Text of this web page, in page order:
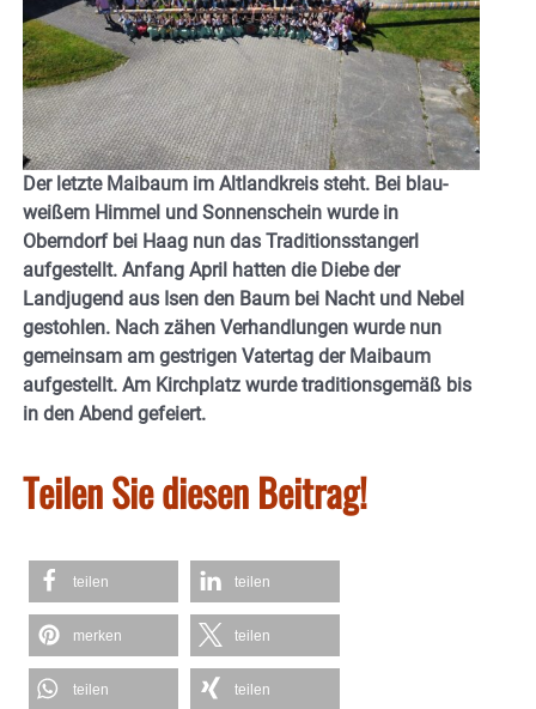
Der letzte Maibaum im Altlandkreis steht. Bei blau-
weißem Himmel und Sonnenschein wurde in
Oberndorf bei Haag nun das Traditionsstangerl
aufgestellt. Anfang April hatten die Diebe der
Landjugend aus Isen den Baum bei Nacht und Nebel
gestohlen. Nach zähen Verhandlungen wurde nun
gemeinsam am gestrigen Vatertag der Maibaum
aufgestellt. Am Kirchplatz wurde traditionsgemäß bis
in den Abend gefeiert.
Teilen Sie diesen Beitrag!
teilen teilen
merken teilen
teilen teilen